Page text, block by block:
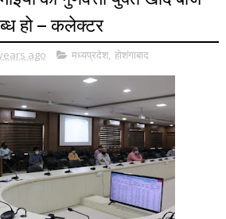
हो – कलेक्टर
ago मध्यप्रदेश, होशंगाबाद